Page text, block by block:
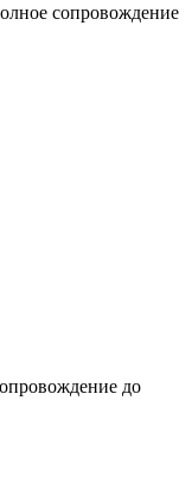
сопровождение
до